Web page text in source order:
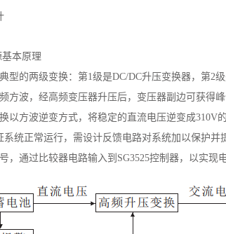
本原理
型的两级变换：第1级是DC/DC升压变换器，第2
方波，经高频变压器升压后，变压器副边可获得
以方波逆变方式，将稳定的直流电压逆变成310V
系统正常运行，需设计反馈电路对系统加以保护
，通过比较器电路输入到SG3525控制器，以实现